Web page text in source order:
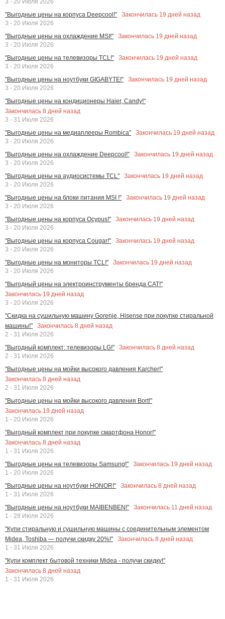
"Выгодные цены на корпуса Deepcool!"
Закончилась 19 дней назад
3 - 20 Июля 2026
"Выгодные цены на охлаждение MSI!"
Закончилась 19 дней назад
3 - 20 Июля 2026
"Выгодные цены на телевизоры TCL!"
Закончилась 19 дней назад
3 - 20 Июля 2026
"Выгодные цены на ноутбуки GIGABYTE!"
Закончилась 19 дней назад
3 - 20 Июля 2026
"Выгодные цены на кондиционеры Haier, Candy!"
Закончилась 8 дней назад
3 - 31 Июля 2026
"Выгодные цены на медиаплееры Rombica"
Закончилась 19 дней назад
3 - 20 Июля 2026
"Выгодные цены на охлаждение Deepcool!"
Закончилась 19 дней назад
3 - 20 Июля 2026
"Выгодные цены на аудиосистемы TCL"
Закончилась 19 дней назад
3 - 20 Июля 2026
"Выгодные цены на блоки питания MSI !"
Закончилась 19 дней назад
3 - 20 Июля 2026
"Выгодные цены на корпуса Ocypus!"
Закончилась 19 дней назад
3 - 20 Июля 2026
"Выгодные цены на корпуса Cougar!"
Закончилась 19 дней назад
3 - 20 Июля 2026
"Выгодные цены на мониторы TCL!"
Закончилась 19 дней назад
3 - 20 Июля 2026
"Выгодный цены на электроинструменты бренда CAT!"
Закончилась 19 дней назад
3 - 20 Июля 2026
"Скидка на сушильную машину Gorenje, Hisense при покупке стиральной
машины!"
Закончилась 8 дней назад
2 - 31 Июля 2026
"Выгодный комплект: телевизоры LG!"
Закончилась 8 дней назад
2 - 31 Июля 2026
"Выгодные цены на мойки высокого давления Karcher!"
Закончилась 8 дней назад
2 - 31 Июля 2026
"Выгодные цены на мойки высокого давления Bort!"
Закончилась 19 дней назад
1 - 20 Июля 2026
"Выгодный комплект при покупке смартфона Honor!"
Закончилась 8 дней назад
1 - 31 Июля 2026
"Выгодные цены на телевизоры Samsung!"
Закончилась 19 дней назад
1 - 20 Июля 2026
"Выгодные цены на ноутбуки HONOR!"
Закончилась 8 дней назад
1 - 31 Июля 2026
"Выгодные цены на ноутбуки MAIBENBEN!"
Закончилась 11 дней назад
1 - 28 Июля 2026
"Купи стиральную и сушильную машины с соединительным элементом
Midea, Toshiba — получи скидку 20%!"
Закончилась 8 дней назад
1 - 31 Июля 2026
"Купи комплект бытовой техники Midea - получи скидку!"
Закончилась 8 дней назад
1 - 31 Июля 2026